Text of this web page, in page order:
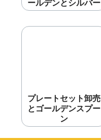
ールデンとシルバー
プレートセット卸売
とゴールデンスプー
ン